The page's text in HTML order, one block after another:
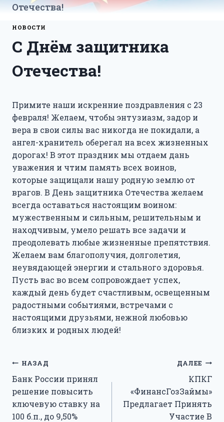
Отечества!
НОВОСТИ
С Днём защитника
Отечества!
Примите наши искренние поздравления с 23
февраля! Желаем, чтобы энтузиазм, задор и
вера в свои силы вас никогда не покидали, а
ангел-хранитель оберегал на всех жизненных
дорогах! В этот праздник мы отдаем дань
уважения и чтим память всех воинов,
которые защищали нашу родную землю от
врагов. В День защитника Отечества желаем
всегда оставаться настоящим воином:
мужественным и сильным, решительным и
находчивым, умело решать все задачи и
преодолевать любые жизненные препятствия.
Желаем вам благополучия, долголетия,
неувядающей энергии и стального здоровья.
Пусть вас во всем сопровождает успех,
каждый день будет счастливым, освещенным
радостными событиями, встречами с
настоящими друзьями, нежной любовью
близких и родных людей!
Навигация
по
записям
НАЗАД
Банк России принял
решение повысить
ключевую ставку на
100 б.п., до 9,50%
ДАЛЕЕ
КПКГ
«ФинансГозЗаймы»
Предлагает Принять
Участие В